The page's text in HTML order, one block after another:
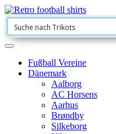
Fußball Vereine
Dänemark
Aalborg
AC Horsens
Aarhus
Brøndby
Silkeborg